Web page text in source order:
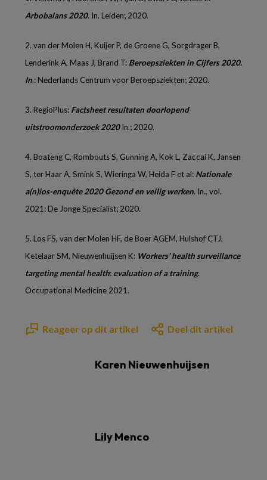
Arbobalans 2020. In. Leiden; 2020.
2. van der Molen H, Kuijer P, de Groene G, Sorgdrager B,
Lenderink A, Maas J, Brand T: Beroepsziekten in Cijfers 2020.
In.: Nederlands Centrum voor Beroepsziekten; 2020.
3. RegioPlus: Factsheet resultaten doorlopend
uitstroomonderzoek 2020In.; 2020.
4. Boateng C, Rombouts S, Gunning A, Kok L, Zaccai K, Jansen
S, ter Haar A, Smink S, Wieringa W, Heida F et al: Nationale
a(n)ios-enquête 2020 Gezond en veilig werken. In., vol.
2021: De Jonge Specialist; 2020.
5. Los FS, van der Molen HF, de Boer AGEM, Hulshof CTJ,
Ketelaar SM, Nieuwenhuijsen K: Workers’ health surveillance
targeting mental health: evaluation of a training.
Occupational Medicine 2021.
Reageer op dit artikel Deel dit artikel
Karen Nieuwenhuijsen
Lily Menco